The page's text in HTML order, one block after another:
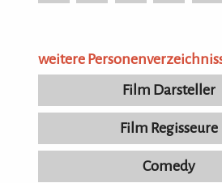
weitere
Film Darsteller
Film Regisseure
Comedy